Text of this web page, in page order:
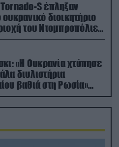
S έπληξαν
διοικητήριο
του Ντομπροπόλιε
«Η Ουκρανία χτύπησε
διυλιστήρια
βαθιά στη Ρωσία»